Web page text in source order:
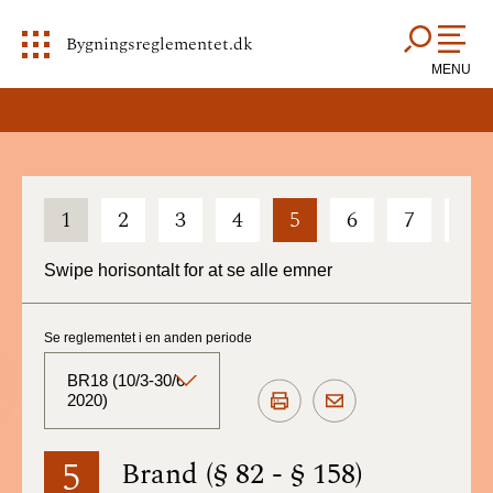
Bygningsreglementet.dk
MENU
1 2 3 4 5 6 7
Swipe horisontalt for at se alle emner
5 Brand (§ 82 - § 158)
Se reglementet i en anden periode
BR18 (10/3-30/6
2020)
BR18 (Aktuelt)